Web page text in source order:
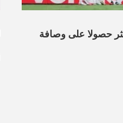
حصولا على وصافة